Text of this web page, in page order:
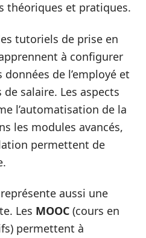
théoriques et pratiques.
tutoriels de prise en
à configurer
de l’employé et
salaire. Les aspects
l’automatisation de la
les modules avancés,
permettent de
aussi une
Les MOOC (cours en
permettent à